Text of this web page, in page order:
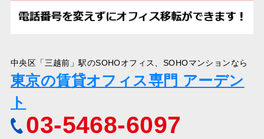
中央区「三越前」駅のSOHOオフィス、SOHOマンションなら
東京の賃貸オフィス専門 アーデン
ト
03-5468-6097